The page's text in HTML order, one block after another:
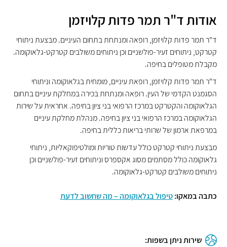
אודות ד"ר תמר פדות קלויזמן
ד"ר תמר פדות קלויזמן, רופאה ומנתחת בתחום העיניים. מבצעת ניתוחי
קטרקט, ניתוחים זעיר-פולשניים וכן ניתוחים משולבים קטרקט-גלאוקומה.
מקבלת מטופלים בחיפה.
ד"ר תמר פדות קלויזמן, רופאת עיניים, מומחית בגלאוקומה וניתוחי
הסגמנט הקדמי של העין. רופאה ומנתחת בכירה במחלקת עיניים בתחום
הגלאוקומה והקטרקט במרכז הרפואי בני ציון בחיפה. אחראית על שירות
הגלאוקומה במרכז הרפואי בני ציון בחיפה. מנהלת מחלקת עיניים
במרפאת ארמון של שרותי בריאות כללית בחיפה.
מבצעת ניתוחי קטרקט כולל עדשות טוריות ומולטיפוקאליות, ניתוחי
גלאוקומה כולל מסתמים מסוג אקספרס וניתוחים זעיר-פולשניים וכן
ניתוחים משולבים קטרקט-גלאוקומה.
כתבה במאקו:טיפול בגלאוקומה – מה שחשוב לדעת
שירות ניתן בשפות: